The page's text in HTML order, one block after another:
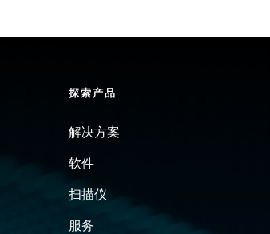
探索产品
解决方案
软件
扫描仪
服务